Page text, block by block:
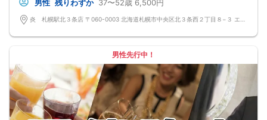
◆最少開催人数 男性2名・女性2名になります。
◆最大募集人数 男性10名・女性10名になります。
※但し、企画により変動する場合がございます。
集まり方は運営側も予測できない部分はございます。
素が大きいです。
結局は、運次第のところはございます。
◆最少催行人数に満たない場合 開催前日23時までに最少催行人数に届かなかった
場合は開催中止とさせていただきます。
また天候や状況などにより中止されることがございます。
◆中止判断タイミングは開始前日の23時となりますが、申込者の直前のキャンセ
男性 残りわずか 37〜52歳 6,500円
男性先行中！